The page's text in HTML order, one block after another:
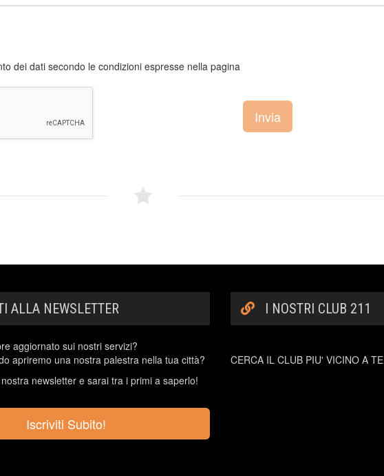
dei dati secondo le condizioni espresse nella pagina
Invia
ALLA NEWSLETTER
aggiornato sui nostri servizi?
apriremo una nostra palestra nella tua città?
newsletter e sarai tra i primi a saperlo!
Iscriviti Subito!
I NOSTRI CLUB 211
CERCA IL CLUB PIU' VICINO A TE